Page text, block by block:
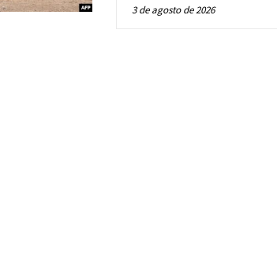
3 de agosto de 2026